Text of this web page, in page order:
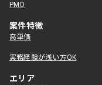
PMO
案件特徴
高単価
実務経験が浅い方OK
エリア